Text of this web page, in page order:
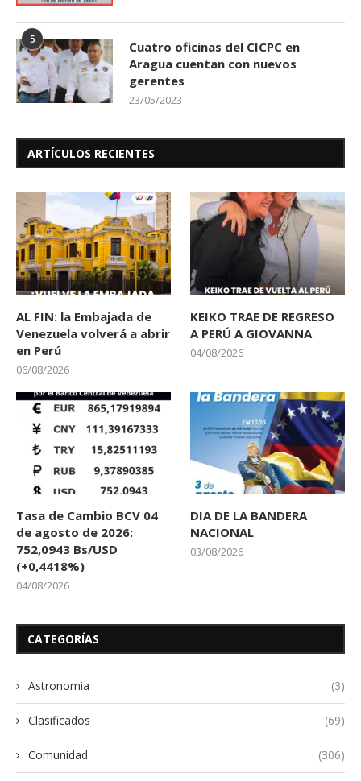
5
Cuatro oficinas del CICPC en
Aragua cuentan con nuevos
gerentes
23/05/2023
ARTÍCULOS RECIENTES
AL FIN: la Embajada de
Venezuela volverá a abrir
en Perú
06/08/2026
KEIKO TRAE DE REGRESO
A PERÚ A GIOVANNA
04/08/2026
Tasa de Cambio BCV 04
de agosto de 2026:
752,0943 Bs/USD
(+0,4418%)
04/08/2026
DIA DE LA BANDERA
NACIONAL
03/08/2026
CATEGORÍAS
Astronomia (3)
Clasificados (69)
Comunidad (306)